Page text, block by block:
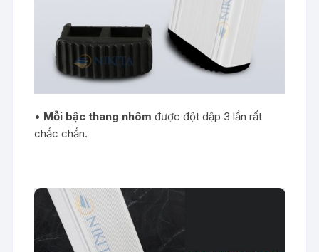
• Mỗi bậc thang nhôm được đột dập 3 lần rất
chắc chắn.